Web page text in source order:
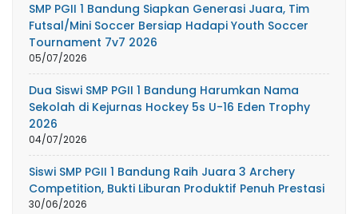
SMP PGII 1 Bandung Siapkan Generasi Juara, Tim
Futsal/Mini Soccer Bersiap Hadapi Youth Soccer
Tournament 7v7 2026
05/07/2026
Dua Siswi SMP PGII 1 Bandung Harumkan Nama
Sekolah di Kejurnas Hockey 5s U-16 Eden Trophy
2026
04/07/2026
Siswi SMP PGII 1 Bandung Raih Juara 3 Archery
Competition, Bukti Liburan Produktif Penuh Prestasi
30/06/2026